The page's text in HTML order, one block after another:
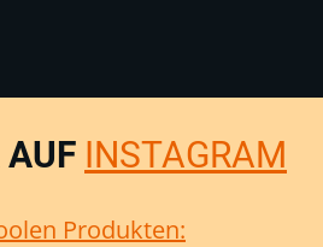
AUF INSTAGRAM
Produkten: